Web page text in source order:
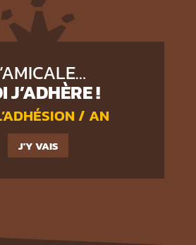
J’ADHÈRE !
/ AN
J'Y VAIS